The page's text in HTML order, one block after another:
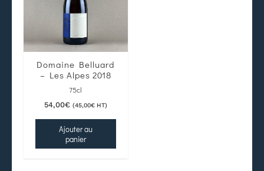
Domaine Belluard
– Les Alpes 2018
75cl
54,00€ (45,00€HT)
Ajouter au
panier